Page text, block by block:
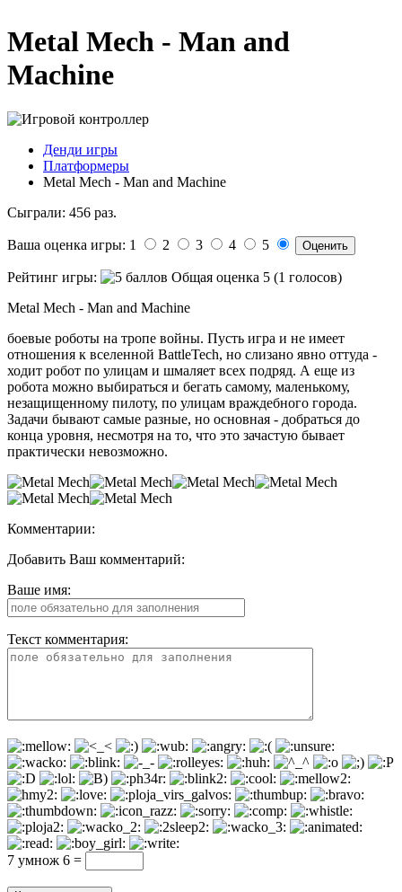
Metal Mech - Man and
Machine
Денди игры
Платформеры
Metal Mech - Man and Machine
Сыграли: 456 раз.
Ваша оценка игры: 1 2 3 4 5
Рейтинг игры:
Общая оценка 5 (1 голосов)
Metal Mech - Man and Machine
боевые роботы на тропе войны. Пусть игра и не имеет
отношения к вселенной BattleTech, но слизано явно оттуда -
ходит робот по улицам и шмаляет всех подряд. А еще из
робота можно выбираться и бегать самому, маленькому,
незащищенному пилоту, по улицам враждебного города.
Задачи бывают самые разные, но основная - добраться до
конца уровня, несмотря на то, что это зачастую бывает
практически невозможно.
Комментарии:
Добавить Ваш комментарий:
Ваше имя:
Текст комментария:
7 умнож 6 =